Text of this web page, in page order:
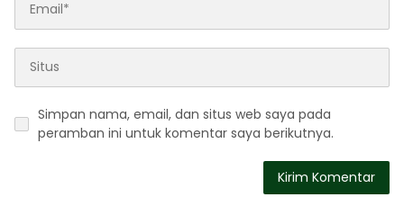
Simpan nama, email, dan situs web saya pada
peramban ini untuk komentar saya berikutnya.